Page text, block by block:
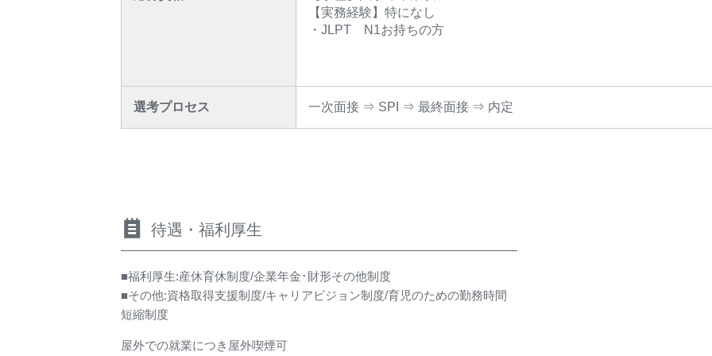
【実務経験】特になし
・JLPT N1お持ちの方
選考プロセス 一次面接 ⇒ SPI ⇒ 最終面接 ⇒ 内定
待遇・福利厚生
■福利厚生:産休育休制度/企業年金･財形その他制度
■その他:資格取得支援制度/キャリアビジョン制度/育児のための勤務時間
短縮制度
屋外での就業につき屋外喫煙可